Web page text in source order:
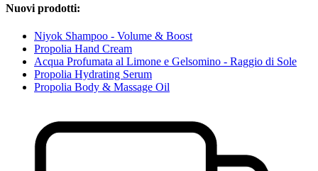
Nuovi prodotti:
Niyok Shampoo - Volume & Boost
Propolia Hand Cream
Acqua Profumata al Limone e Gelsomino - Raggio di Sole
Propolia Hydrating Serum
Propolia Body & Massage Oil